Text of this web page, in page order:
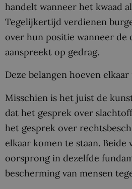
handelt wanneer het kwaad
Tegelijkertijd verdienen
over hun positie wanneer de
aanspreekt op gedrag.
Deze belangen hoeven
Misschien is het juist de
dat het gesprek over
het gesprek over
elkaar komen te staan.
oorsprong in dezelfde
bescherming van mensen